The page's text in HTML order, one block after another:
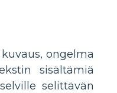
ongelma
sisältämiä
selittävän